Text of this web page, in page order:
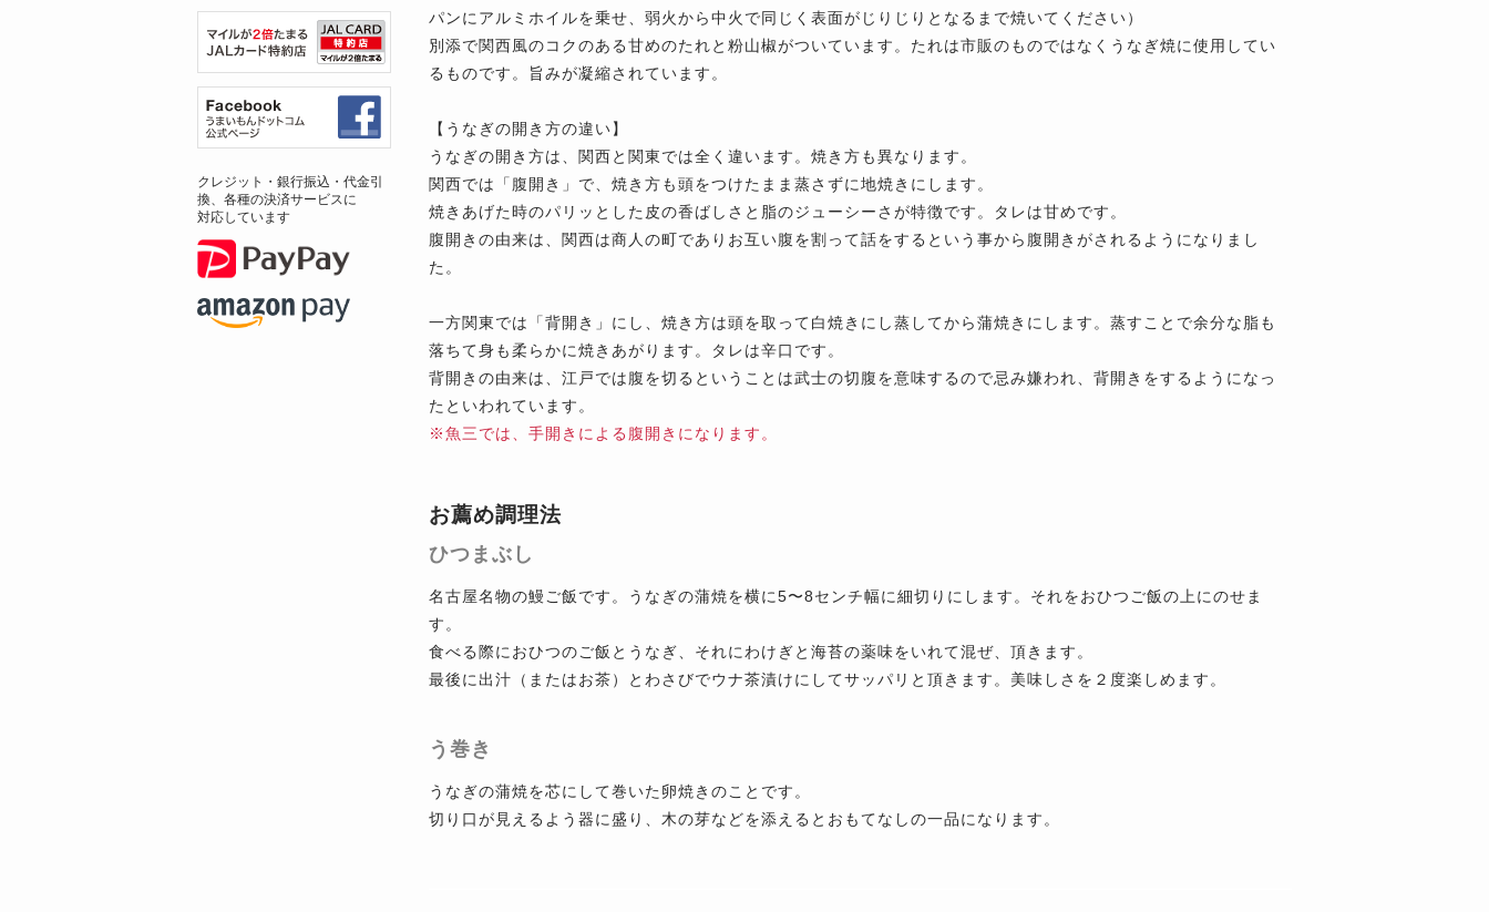
パンにアルミホイルを乗せ、弱火から中火で同じく表面がじりじりとなるまで焼いてください）
別添で関西風のコクのある甘めのたれと粉山椒がついています。たれは市販のものではなくうなぎ焼に使用してい
るものです。旨みが凝縮されています。
【うなぎの開き方の違い】
うなぎの開き方は、関西と関東では全く違います。焼き方も異なります。
関西では「腹開き」で、焼き方も頭をつけたまま蒸さずに地焼きにします。
焼きあげた時のパリッとした皮の香ばしさと脂のジューシーさが特徴です。タレは甘めです。
腹開きの由来は、関西は商人の町でありお互い腹を割って話をするという事から腹開きがされるようになりまし
た。
一方関東では「背開き」にし、焼き方は頭を取って白焼きにし蒸してから蒲焼きにします。蒸すことで余分な脂も
落ちて身も柔らかに焼きあがります。タレは辛口です。
背開きの由来は、江戸では腹を切るということは武士の切腹を意味するので忌み嫌われ、背開きをするようになっ
たといわれています。
※魚三では、手開きによる腹開きになります。
お薦め調理法
ひつまぶし
名古屋名物の鰻ご飯です。うなぎの蒲焼を横に5〜8センチ幅に細切りにします。それをおひつご飯の上にのせま
す。
食べる際におひつのご飯とうなぎ、それにわけぎと海苔の薬味をいれて混ぜ、頂きます。
最後に出汁（またはお茶）とわさびでウナ茶漬けにしてサッパリと頂きます。美味しさを２度楽しめます。
う巻き
うなぎの蒲焼を芯にして巻いた卵焼きのことです。
切り口が見えるよう器に盛り、木の芽などを添えるとおもてなしの一品になります。
クレジット・銀行振込・代金引
換、各種の決済サービスに
対応しています